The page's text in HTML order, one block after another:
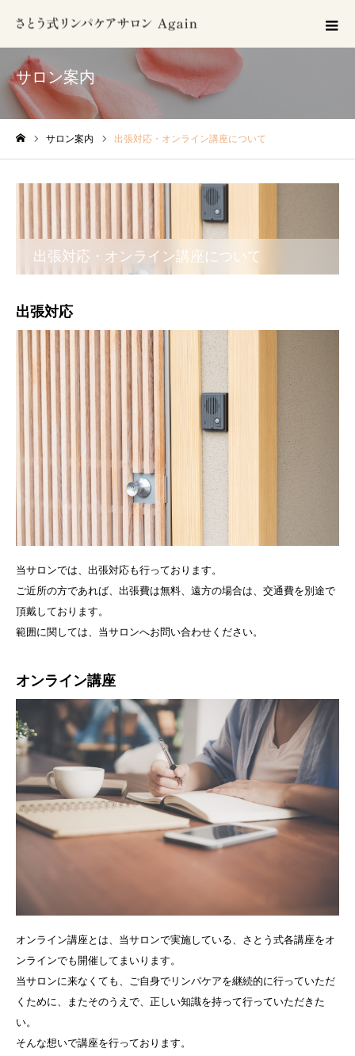
サロン案内
サロン案内 出張対応・オンライン講座について
出張対応・オンライン講座について
出張対応
当サロンでは、出張対応も行っております。
ご近所の方であれば、出張費は無料、遠方の場合は、交通費を別途で
頂戴しております。
範囲に関しては、当サロンへお問い合わせください。
オンライン講座
オンライン講座とは、当サロンで実施している、さとう式各講座をオ
ンラインでも開催してまいります。
当サロンに来なくても、ご自身でリンパケアを継続的に行っていただ
くために、またそのうえで、正しい知識を持って行っていただきた
い。
そんな想いで講座を行っております。